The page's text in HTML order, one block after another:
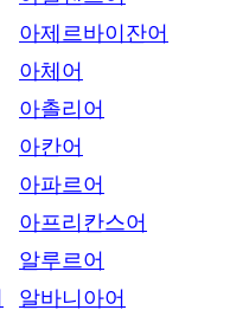
아제르바이잔어
아체어
아촐리어
아칸어
아파르어
아프리칸스어
알루르어
알바니아어